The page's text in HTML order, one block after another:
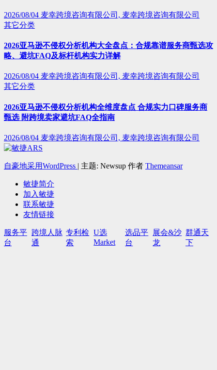
2026/08/04 麦幸跨境咨询有限公司, 麦幸跨境咨询有限公司
其它分类
2026亚马逊不侵权分析机构大全盘点：合规靠谱服务商甄选攻
略、避坑FAQ及标杆机构实力详解
2026/08/04 麦幸跨境咨询有限公司, 麦幸跨境咨询有限公司
其它分类
2026亚马逊不侵权分析机构全维度盘点 合规实力口碑服务商
甄选 附跨境卖家避坑FAQ全指南
2026/08/04 麦幸跨境咨询有限公司, 麦幸跨境咨询有限公司
自豪地采用WordPress | 主题: Newsup 作者 Themeansar
敏捷简介
加入敏捷
联系敏捷
友情链接
服务平
台
跨境人脉
通
专利检
索
U选
Market
选品平
台
展会&沙
龙
群通天
下